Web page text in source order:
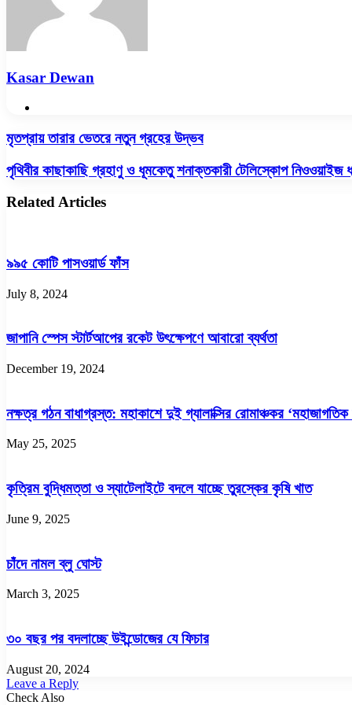
Kasar Dewan
মৃতপ্রায়
তারার
ভেতরে
নতুন
উদ্ভব
মৃতপ্রায় তারার ভেতরে নতুন গ্রহের উদ্ভব
পৃথিবীর
কাছাকাছি
গ্রহাণু
ও
নিওওয়াইজ
পথে
পৃথিবীর কাছাকাছি গ্রহাণু ও ধূমকেতু শনাক্তকারী টেলিস্কোপ নিওওয়াইজ
Related Articles
৯৯৫ কোটি পাসওয়ার্ড ফাঁস
July 8, 2024
জাপানি স্পেস স্টার্টআপের রকেট উৎক্ষেপণে আবারো ব্যর্থতা
December 19, 2024
নক্ষত্র গঠন বাধাগ্রস্ত: মহাকাশে দুই গ্যালাক্সির রোমাঞ্চকর
May 25, 2025
কৃত্রিম বুদ্ধিমত্তা ও স্যাটেলাইটে বদলে যাচ্ছে তুরস্কের কৃষি খাত
June 9, 2025
চাঁদে নামল ব্লু ঘোস্ট
March 3, 2025
৩০ বছর পর বদলাচ্ছে উইন্ডোজের যে ফিচার
August 20, 2024
Leave a Reply
Check Also